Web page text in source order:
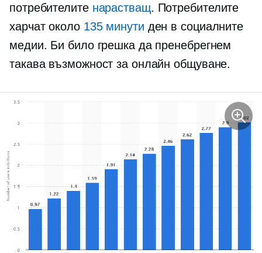
потребителите нарастващ. Потребителите
харчат около 135 минути ден в социалните
медии. Би било грешка да пренебрегнем
такава възможност за онлайн общуване.